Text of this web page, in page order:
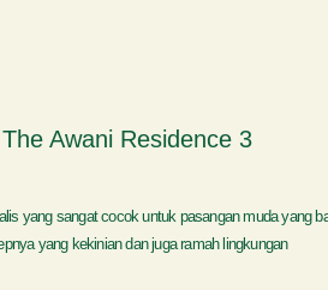
The Awani Residence 3
yang sangat cocok untuk pasangan muda yang
yang kekinian dan juga ramah lingkungan